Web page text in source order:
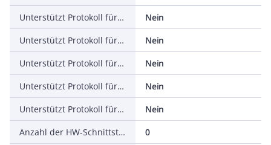
Unterstützt Protokoll für DeviceNet Safety
Nein
Unterstützt Protokoll für INTERBUS-Safety
Nein
Unterstützt Protokoll für PROFIsafe
Nein
Unterstützt Protokoll für SafetyBUS p
Nein
Unterstützt Protokoll für sonstige Bussysteme
Nein
Anzahl der HW-Schnittstellen Industrial Ethernet
0